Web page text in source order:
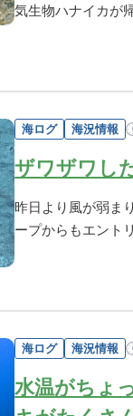
気生物ハナイカが
海ログ 海況情報
ザワザワし
昨日より風が弱ま
ープからもエント
海ログ 海況情報
水温がちょ